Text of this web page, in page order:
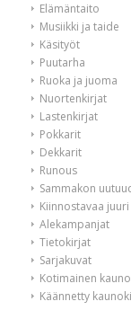
Elämäntaito
Musiikki ja taide
Käsityöt
Puutarha
Ruoka ja juoma
Nuortenkirjat
Lastenkirjat
Pokkarit
Dekkarit
Runous
Sammakon
Kiinnostavaa
Alekampanjat
Tietokirjat
Sarjakuvat
Kotimainen
Käännetty